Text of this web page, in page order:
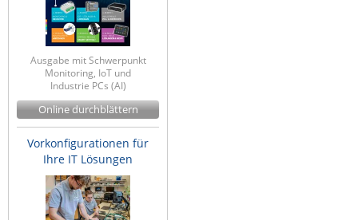
Ausgabe mit Schwerpunkt
Monitoring, IoT und
Industrie PCs (AI)
Online durchblättern
Vorkonfigurationen für
Ihre IT Lösungen